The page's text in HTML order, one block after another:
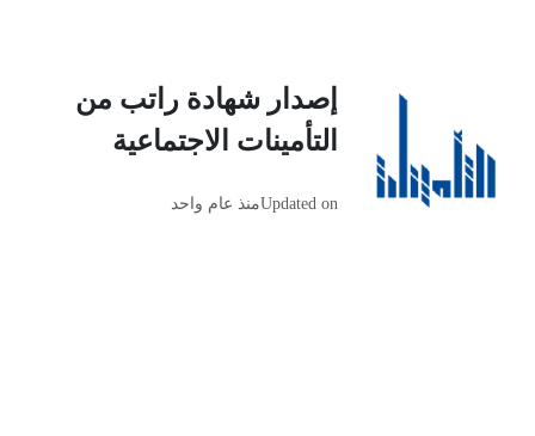
إصدار شهادة راتب من
التأمينات الاجتماعية
Updated onمنذ عام واحد